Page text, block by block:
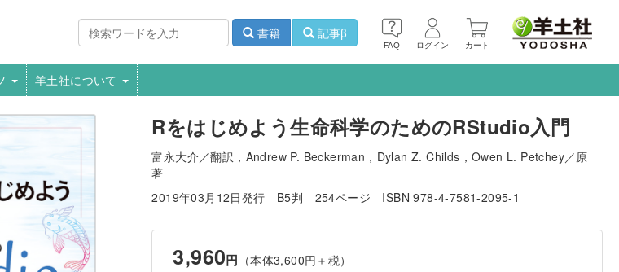
FAQ ログイン カート
書籍 記事β
羊土社について
Rをはじめよう生命科学のためのRStudio入門
富永大介／翻訳，Andrew P. Beckerman，Dylan Z. Childs，Owen L. Petchey／原
著
2019年03月12日発行
B5判 254ページ ISBN 978-4-7581-2095-1
3,960円 （本体3,600円＋税）